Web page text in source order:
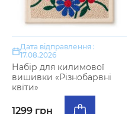
Дата відправлення :
17.08.2026
Набір для килимової
вишивки «Різнобарвні
квіти»
1299 грн